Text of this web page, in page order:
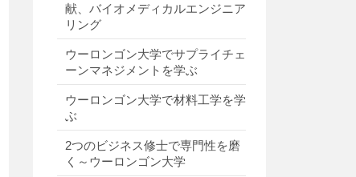
献、バイオメディカルエンジニア
リング
ウーロンゴン大学でサプライチェ
ーンマネジメントを学ぶ
ウーロンゴン大学で材料工学を学
ぶ
2つのビジネス修士で専門性を磨
く～ウーロンゴン大学